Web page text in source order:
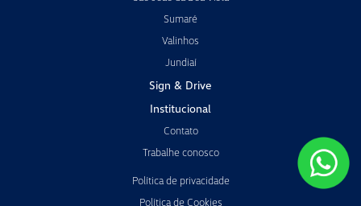
Sumaré
Valinhos
Jundiaí
Sign & Drive
Institucional
Contato
Trabalhe conosco
Política de privacidade
Política de Cookies